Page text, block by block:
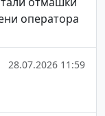
оператора
28.07.2026 11:59